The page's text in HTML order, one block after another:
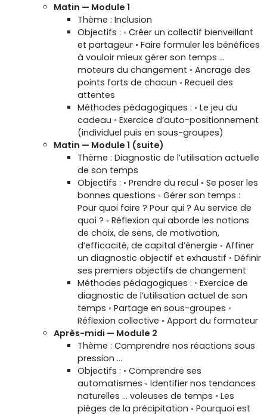
Matin — Module 1
Thème : Inclusion
Objectifs : ◦ Créer un collectif bienveillant
et partageur ◦ Faire formuler les bénéfices
à vouloir mieux gérer son temps …
moteurs du changement ◦ Ancrage des
points forts de chacun ◦ Recueil des
attentes
Méthodes pédagogiques : ◦ Le jeu du
cadeau ◦ Exercice d’auto-positionnement
(individuel puis en sous-groupes)
Matin — Module 1 (suite)
Thème : Diagnostic de l’utilisation actuelle
de son temps
Objectifs : ◦ Prendre du recul ◦ Se poser les
bonnes questions ◦ Gérer son temps :
Pour quoi faire ? Pour qui ? Au service de
quoi ? ◦ Réflexion qui aborde les notions
de choix, de sens, de motivation,
d’efficacité, de capital d’énergie ◦ Affiner
un diagnostic objectif et exhaustif ◦ Définir
ses premiers objectifs de changement
Méthodes pédagogiques : ◦ Exercice de
diagnostic de l’utilisation actuel de son
temps ◦ Partage en sous-groupes ◦
Réflexion collective ◦ Apport du formateur
Après-midi — Module 2
Thème : Comprendre nos réactions sous
pression …
Objectifs : ◦ Comprendre ses
automatismes ◦ Identifier nos tendances
naturelles … voleuses de temps ◦ Les
pièges de la précipitation ◦ Pourquoi est